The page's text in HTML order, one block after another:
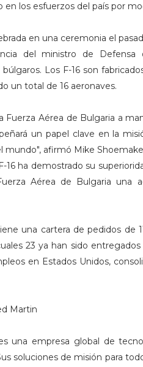
en los esfuerzos del país por
en una ceremonia el
del ministro de Defensa
Los F-16 son
un total de 16 aeronaves.
Fuerza Aérea de Bulgaria a
un papel clave en la
mundo", afirmó Mike
16 ha demostrado su
Aérea de Bulgaria una
una cartera de pedidos de
23 ya han sido
en Estados Unidos,
Martin
una empresa global de
soluciones de misión para